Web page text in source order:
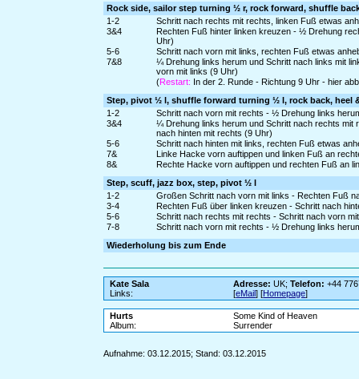
Rock side, sailor step turning ½ r, rock forward, shuffle
1-2
Schritt nach rechts mit rechts, linken Fuß etwas
3&4
Rechten Fuß hinter linken kreuzen - ½ Drehung
Uhr)
5-6
Schritt nach vorn mit links, rechten Fuß etwas
7&8
¼ Drehung links herum und Schritt nach links mit
vorn mit links (9 Uhr)
(Restart: In der 2. Runde - Richtung 9 Uhr - hier
Step, pivot ½ l, shuffle forward turning ½ l, rock back, heel
1-2
Schritt nach vorn mit rechts - ½ Drehung links
3&4
¼ Drehung links herum und Schritt nach rechts
nach hinten mit rechts (9 Uhr)
5-6
Schritt nach hinten mit links, rechten Fuß etwas
7&
Linke Hacke vorn auftippen und linken Fuß an
8&
Rechte Hacke vorn auftippen und rechten Fuß an
Step, scuff, jazz box, step, pivot ½ l
1-2
Großen Schritt nach vorn mit links - Rechten Fuß
3-4
Rechten Fuß über linken kreuzen - Schritt nach
5-6
Schritt nach rechts mit rechts - Schritt nach vorn
7-8
Schritt nach vorn mit rechts - ½ Drehung links
Wiederholung bis zum Ende
Kate Sala Adresse: UK;Telefon: +44
Links:
[eMail] [Homepage]
Hurts
Some Kind of Heaven
Album:
Surrender
Aufnahme: 03.12.2015; Stand: 03.12.2015